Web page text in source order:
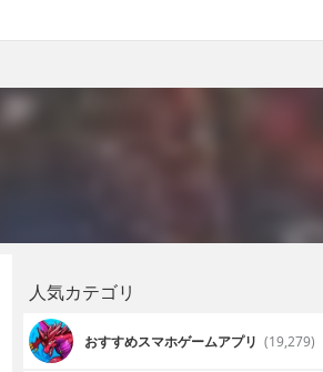
人気カテゴリ
おすすめスマホゲームアプリ (19,279)